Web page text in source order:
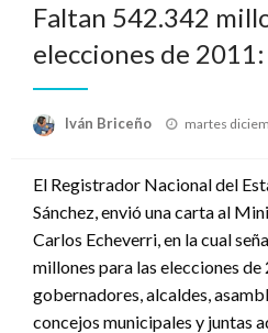
Faltan 542.342
elecciones de
Iván Briceño
Publicado
martes
El Registrador Nacional del
Sánchez, envió una carta al
Carlos Echeverri, en la cual
millones para las elecciones
gobernadores, alcaldes,
concejos municipales y juntas